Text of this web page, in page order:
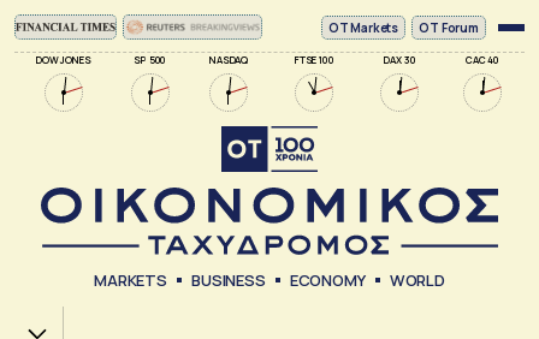
DOW JONES SP 500 NASDAQ FTSE 100 DAX 30 CAC 40
ΟΤ Markets OT Forum
MARKETS BUSINESS ECONOMY WORLD
Χ.Α.